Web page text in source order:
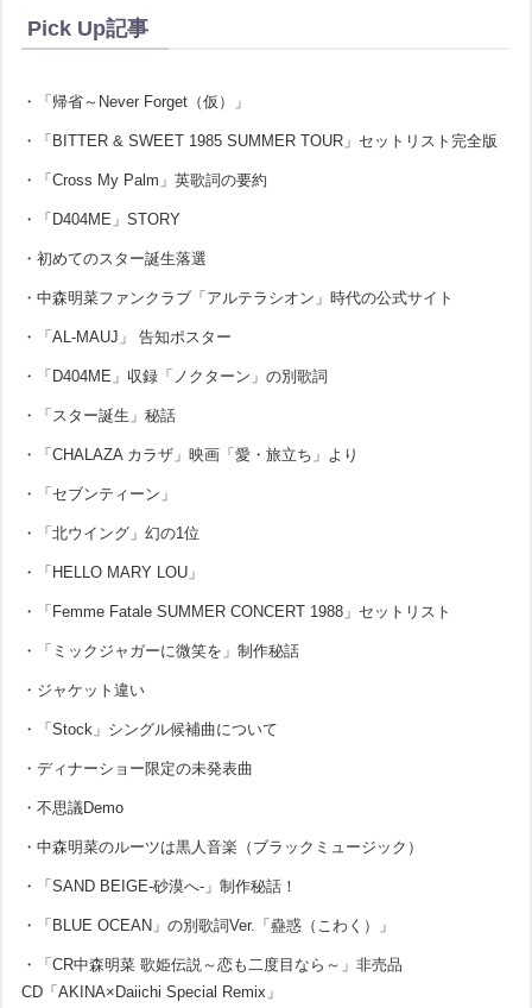
Pick Up記事
・「帰省～Never Forget（仮）」
・「BITTER & SWEET 1985 SUMMER TOUR」セットリスト完全版
・「Cross My Palm」英歌詞の要約
・「D404ME」STORY
・初めてのスター誕生落選
・中森明菜ファンクラブ「アルテラシオン」時代の公式サイト
・「AL-MAUJ」 告知ポスター
・「D404ME」収録「ノクターン」の別歌詞
・「スター誕生」秘話
・「CHALAZA カラザ」映画「愛・旅立ち」より
・「セブンティーン」
・「北ウイング」幻の1位
・「HELLO MARY LOU」
・「Femme Fatale SUMMER CONCERT 1988」セットリスト
・「ミックジャガーに微笑を」制作秘話
・ジャケット違い
・「Stock」シングル候補曲について
・ディナーショー限定の未発表曲
・不思議Demo
・中森明菜のルーツは黒人音楽（ブラックミュージック）
・「SAND BEIGE-砂漠へ-」制作秘話！
・「BLUE OCEAN」の別歌詞Ver.「蠱惑（こわく）」
・「CR中森明菜 歌姫伝説～恋も二度目なら～」非売品
CD「AKINA×Daiichi Special Remix」